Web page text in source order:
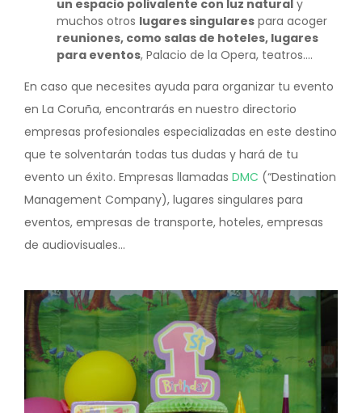
un espacio polivalente con luz natural y
muchos otros lugares singulares para acoger
reuniones, como salas de hoteles, lugares
para eventos, Palacio de la Opera, teatros….
En caso que necesites ayuda para organizar tu evento
en La Coruña, encontrarás en nuestro directorio
empresas profesionales especializadas en este destino
que te solventarán todas tus dudas y hará de tu
evento un éxito. Empresas llamadas DMC (“Destination
Management Company), lugares singulares para
eventos, empresas de transporte, hoteles, empresas
de audiovisuales...